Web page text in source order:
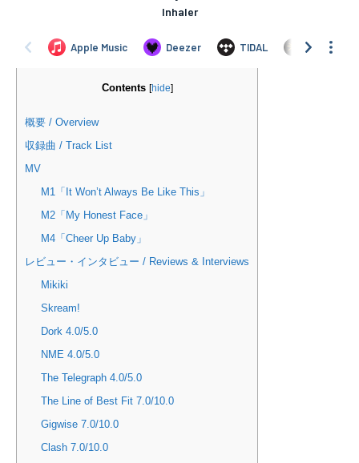
Contents [hide]
概要 / Overview
収録曲 / Track List
MV
M1「It Won’t Always Be Like This」
M2「My Honest Face」
M4「Cheer Up Baby」
レビュー・インタビュー / Reviews & Interviews
Mikiki
Skream!
Dork 4.0/5.0
NME 4.0/5.0
The Telegraph 4.0/5.0
The Line of Best Fit 7.0/10.0
Gigwise 7.0/10.0
Clash 7.0/10.0